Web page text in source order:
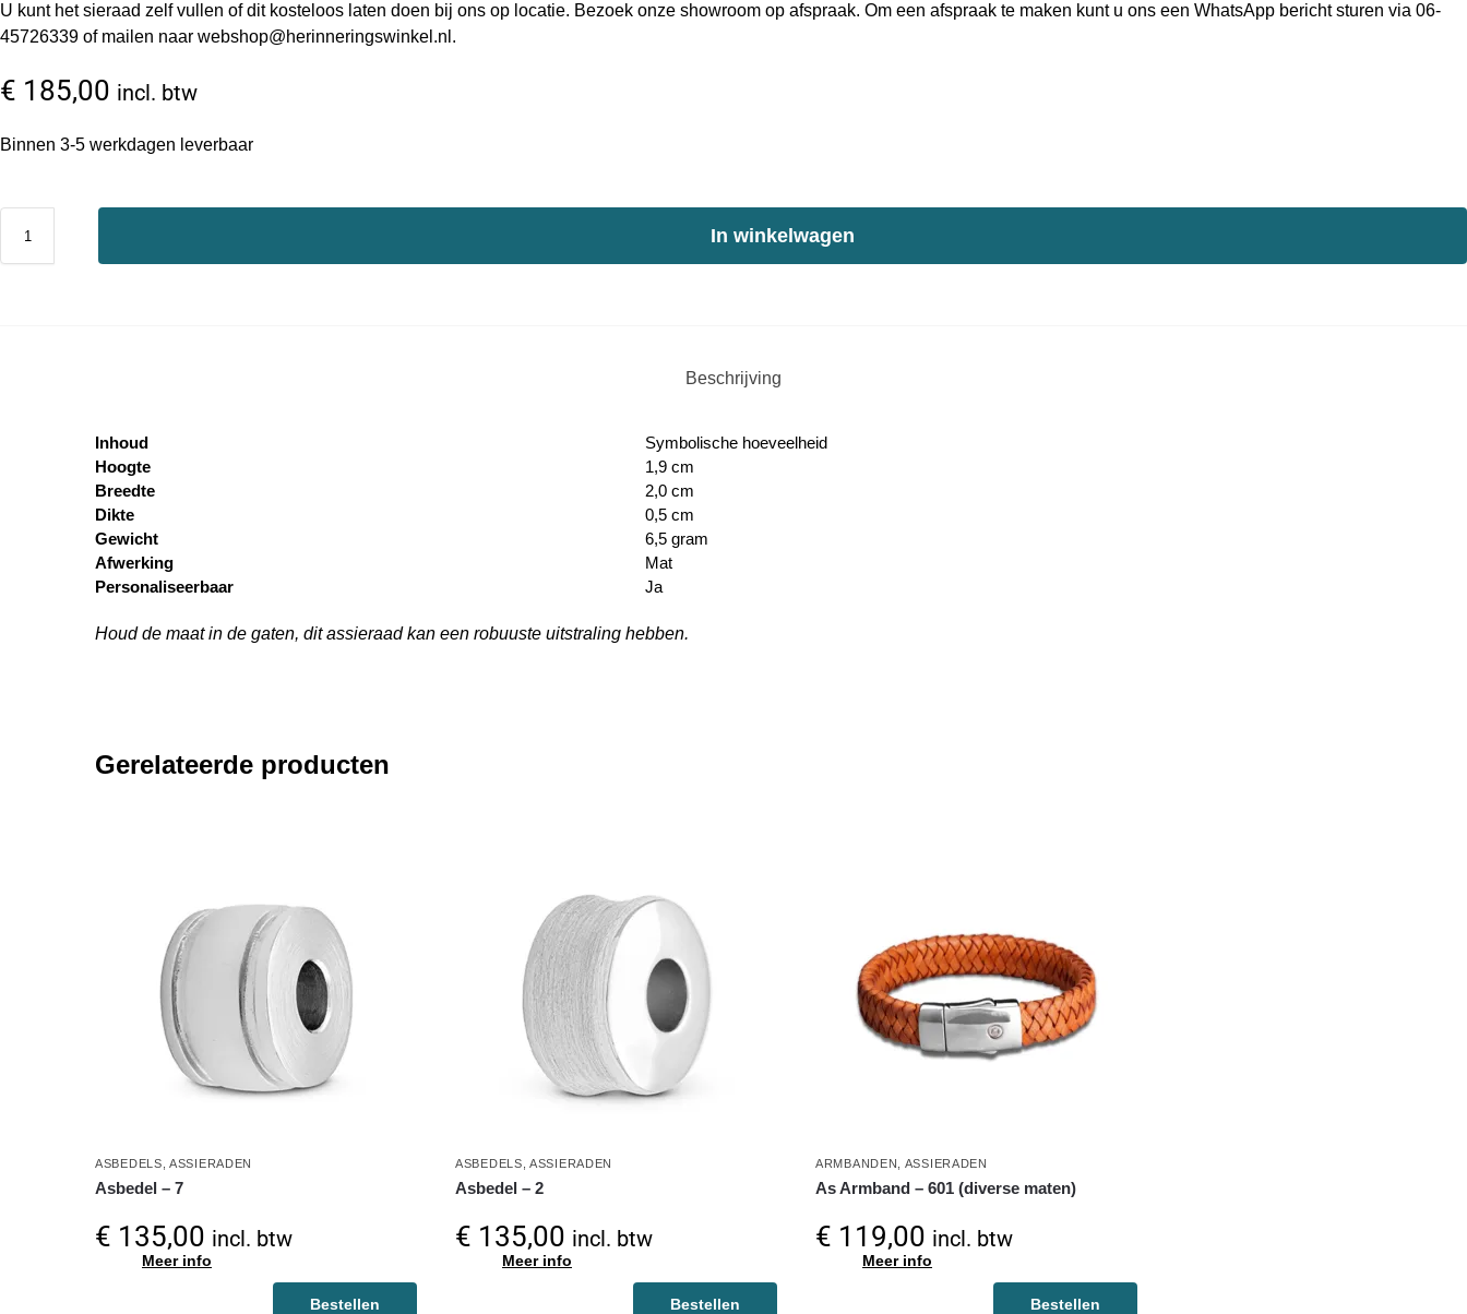
U kunt het sieraad zelf vullen of dit kosteloos laten doen bij ons op locatie. Bezoek onze showroom op afspraak. Om een afspraak te maken kunt u ons een WhatsApp bericht sturen via 06-
45726339 of mailen naar webshop@herinneringswinkel.nl.
€ 185,00 incl. btw
Binnen 3-5 werkdagen leverbaar
In winkelwagen
Beschrijving
Inhoud
Symbolische hoeveelheid
Hoogte
1,9 cm
Breedte
2,0 cm
Dikte
0,5 cm
Gewicht
6,5 gram
Afwerking
Mat
Personaliseerbaar
Ja
Houd de maat in de gaten, dit assieraad kan een robuuste uitstraling hebben.
Gerelateerde producten
ASBEDELS ,ASSIERADEN
Asbedel – 7
€ 135,00 incl. btw
Meer info
Bestellen
ASBEDELS ,ASSIERADEN
Asbedel – 2
€ 135,00 incl. btw
Meer info
Bestellen
ARMBANDEN ASSIERADEN
As Armband – 601 (diverse maten)
€ 119,00 incl. btw
Meer info
Bestellen